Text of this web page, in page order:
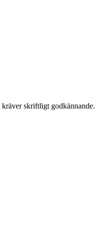
skriftligt godkännande.